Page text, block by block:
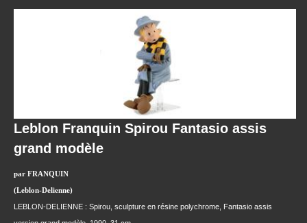
Leblon Franquin Spirou Fantasio assis
grand modèle
par FRANQUIN
(Leblon-Delienne)
LEBLON-DELIENNE : Spirou, sculpture en résine polychrome, Fantasio assis